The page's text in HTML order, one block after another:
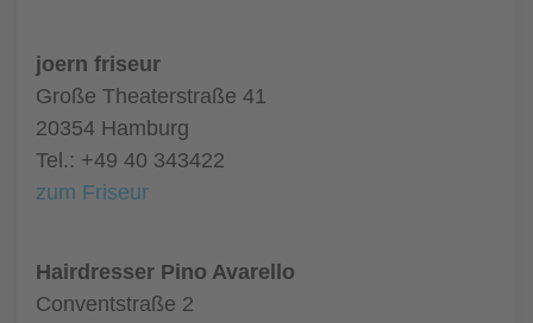
joern friseur
Große Theaterstraße 41
20354 Hamburg
Tel.: +49 40 343422
zum Friseur
Hairdresser Pino Avarello
Conventstraße 2